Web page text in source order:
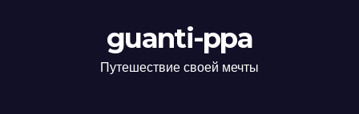
guanti-ppa
Путешествие своей мечты